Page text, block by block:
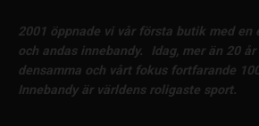
2001 öppnade vi vår första butik med
och andas innebandy.
Idag, mer än 20
densamma och vårt fokus fortfarande
Innebandy är världens roligaste sport.